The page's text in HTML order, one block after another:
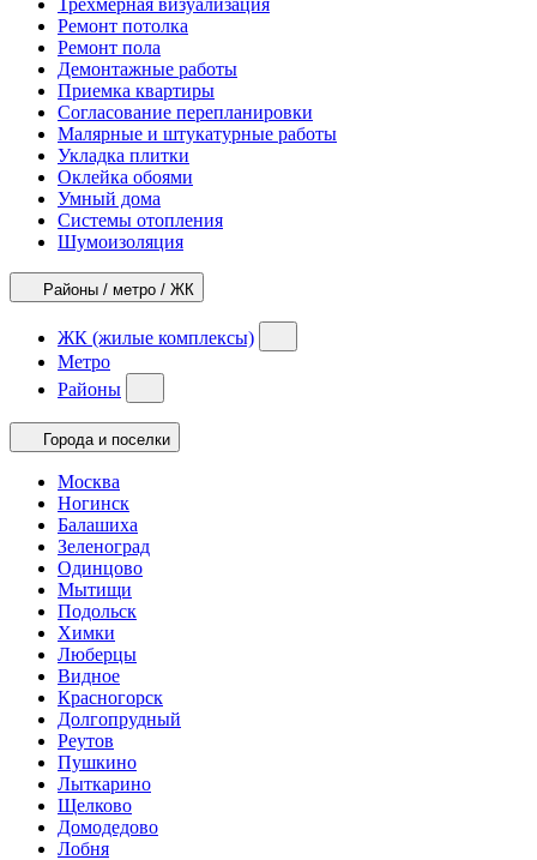
Трехмерная визуализация
Ремонт потолка
Ремонт пола
Демонтажные работы
Приемка квартиры
Согласование перепланировки
Малярные и штукатурные работы
Укладка плитки
Оклейка обоями
Умный дома
Системы отопления
Шумоизоляция
Районы / метро / ЖК
ЖК (жилые комплексы)
Метро
Районы
Города и поселки
Москва
Ногинск
Балашиха
Зеленоград
Одинцово
Мытищи
Подольск
Химки
Люберцы
Видное
Красногорск
Долгопрудный
Реутов
Пушкино
Лыткарино
Щелково
Домодедово
Лобня